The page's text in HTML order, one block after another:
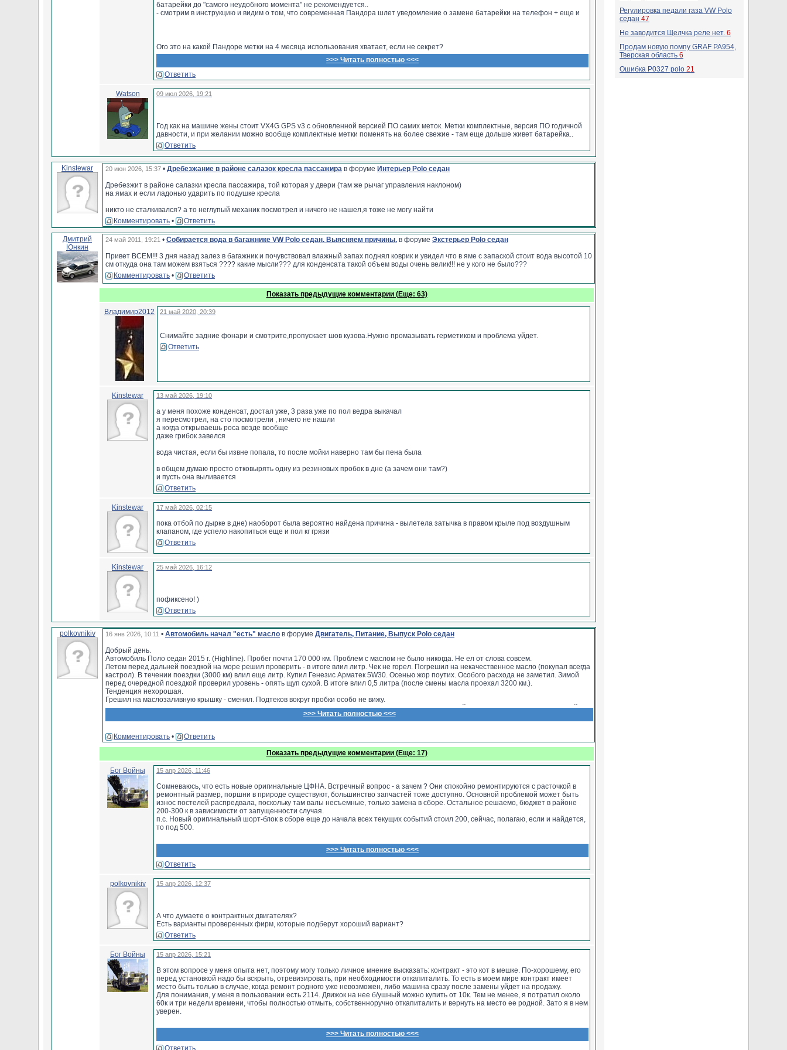
батарейки до "самого неудобного момента" не рекомендуется..
- смотрим в инструкцию и видим о том, что современная Пандора шлет уведомление о замене батарейки на телефон + еще и
варианты аварийного снятия с охраны даже в случае физической потери метки во время поездки: команды по ble с приложения
Пандоры, или олдскульное снятие пин-кодом через кнопку valet, или вообще звонок на номер системы и ввод команды 998* для
ps: в кошельке/портмоне с документами - хороший вариант для ношения запасного элемента питания, а вот салон авто (зимой)
не очень, т.к. к моменту актуальности лежащей в салоне батарейки она может быть уже промерзшей..
Ого это на какой Пандоре метки на 4 месяца использования хватает, если не секрет?
>>> Читать полностью <<<
Ответить
Watson 09 июл 2026, 19:21
Год как на машине жены стоит VX4G GPS v3 с обновленной версией ПО самих меток. Метки комплектные, версия ПО годичной
давности, и при желании можно вообще комплектные метки поменять на более свежие - там еще дольше живет батарейка..
Ответить
Kinstewar 20 июн 2026, 15:37 • Дребезжание в районе салазок кресла пассажира в форуме Интерьер Polo седан
Дребезжит в районе салазки кресла пассажира, той которая у двери (там же рычаг управления наклоном)
на ямах и если ладонью ударить по подушке кресла
никто не сталкивался? а то неглупый механик посмотрел и ничего не нашел,я тоже не могу найти
Комментировать • Ответить
Дмитрий
Юнкин
24 май 2011, 19:21 • Собирается вода в багажнике VW Polo седан. Выясняем причины. в форуме Экстерьер Polo седан
Привет ВСЕМ!!! 3 дня назад залез в багажник и почувствовал влажный запах поднял коврик и увидел что в яме с запаской стоит вода высотой 10
см откуда она там можем взяться ???? какие мысли??? для конденсата такой объем воды очень велик!!! не у кого не было???
Комментировать • Ответить
Показать предыдущие комментарии (Еще: 63)
Владимир2012 21 май 2020, 20:39
Снимайте задние фонари и смотрите,пропускает шов кузова.Нужно промазывать герметиком и проблема уйдет.
Ответить
Kinstewar 13 май 2026, 19:10
а у меня похоже конденсат, достал уже, 3 раза уже по пол ведра выкачал
я пересмотрел, на сто посмотрели , ничего не нашли
а когда открываешь роса везде вообще
даже грибок завелся
вода чистая, если бы извне попала, то после мойки наверно там бы пена была
в общем думаю просто отковырять одну из резиновых пробок в дне (а зачем они там?)
и пусть она выливается
Ответить
Kinstewar 17 май 2026, 02:15
пока отбой по дырке в дне) наоборот была вероятно найдена причина - вылетела затычка в правом крыле под воздушным
клапаном, где успело накопиться еще и пол кг грязи
Ответить
Kinstewar 25 май 2026, 16:12
пофиксено! )
Ответить
polkovnikiv 16 янв 2026, 10:11 • Автомобиль начал "есть" масло в форуме Двигатель, Питание, Выпуск Polo седан
Добрый день.
Автомобиль Поло седан 2015 г. (Highline). Пробег почти 170 000 км. Проблем с маслом не было никогда. Не ел от слова совсем.
Летом перед дальней поездкой на море решил проверить - в итоге влил литр. Чек не горел. Погрешил на некачественное масло (покупал всегда
кастрол). В течении поездки (3000 км) влил еще литр. Купил Генезис Арматек 5W30. Осенью жор поутих. Особого расхода не заметил. Зимой
перед очередной поездкой проверил уровень - опять щуп сухой. В итоге влил 0,5 литра (после смены масла проехал 3200 км.).
Тенденция нехорошая.
Грешил на маслозаливную крышку - сменил. Подтеков вокруг пробки особо не вижу.
По хорошему надо помыть подкапотку и смотреть нет ли подтеков откуда-то (не мыли ни разу, поэтому сейчас ничего не скажешь), но зимой не
Подскажите, куда копать и с чего начать? Может клапан вентиляции картерных газов (не менялся), может что-то другое.
С чего начать искать проблему?
>>> Читать полностью <<<
Комментировать •
Ответить
Показать предыдущие комментарии (Еще: 17)
Бог Войны 15 апр 2026, 11:46
Сомневаюсь, что есть новые оригинальные ЦФНА. Встречный вопрос - а зачем ? Они спокойно ремонтируются с расточкой в
ремонтный размер, поршни в природе существуют, большинство запчастей тоже доступно. Основной проблемой может быть
износ постелей распредвала, поскольку там валы несъемные, только замена в сборе. Остальное решаемо, бюджет в районе
200-300 к в зависимости от запущенности случая.
п.с. Новый оригинальный шорт-блок в сборе еще до начала всех текущих событий стоил 200, сейчас, полагаю, если и найдется,
то под 500.
>>> Читать полностью <<<
Ответить
polkovnikiv 15 апр 2026, 12:37
А что думаете о контрактных двигателях?
Есть варианты проверенных фирм, которые подберут хороший вариант?
Ответить
Бог Войны 15 апр 2026, 15:21
В этом вопросе у меня опыта нет, поэтому могу только личное мнение высказать: контракт - это кот в мешке. По-хорошему, его
перед установкой надо бы вскрыть, отревизировать, при необходимости откапиталить. То есть в моем мире контракт имеет
место быть только в случае, когда ремонт родного уже невозможен, либо машина сразу после замены уйдет на продажу.
Для понимания, у меня в пользовании есть 2114. Движок на нее б/ушный можно купить от 10к. Тем не менее, я потратил около
60к и три недели времени, чтобы полностью отмыть, собственноручно откапиталить и вернуть на место ее родной. Зато я в нем
уверен.
>>> Читать полностью <<<
Ответить
Регулировка педали газа VW Polo
седан 47
Не заводится Щелчка реле нет. 6
Продам новую помпу GRAF PA954,
Тверская область 6
Ошибка P0327 polo 21